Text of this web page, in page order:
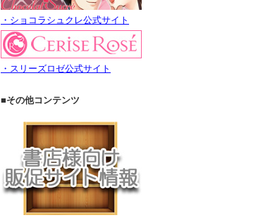
・ショコラシュクレ公式サイト
・スリーズロゼ公式サイト
■その他コンテンツ